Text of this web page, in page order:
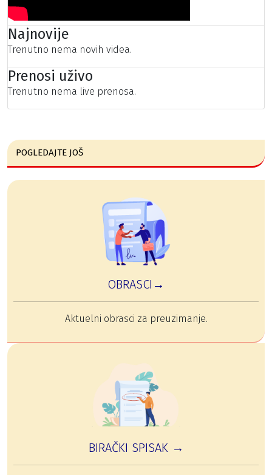
Najnovije
Trenutno nema novih videa.
Prenosi uživo
Trenutno nema live prenosa.
POGLEDAJTE JOŠ
OBRASCI→
Aktuelni obrasci za preuzimanje.
BIRAČKI SPISAK →